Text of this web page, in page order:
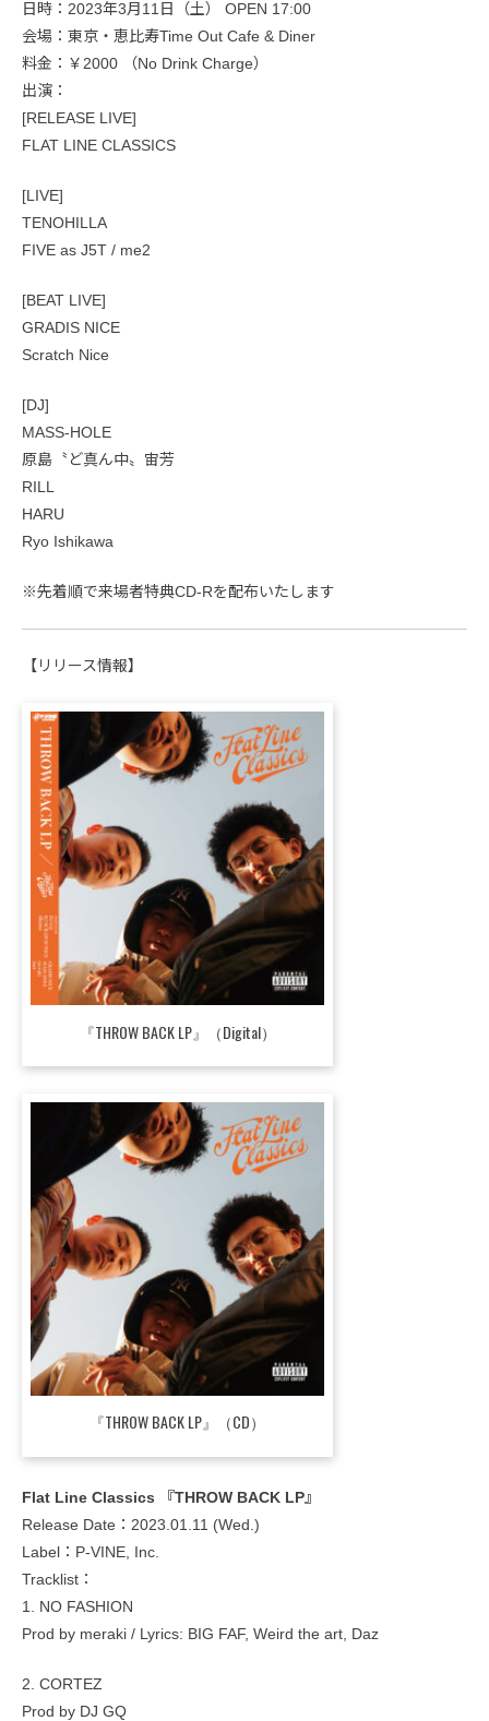
日時：2023年3月11日（土） OPEN 17:00
会場：東京・恵比寿Time Out Cafe & Diner
料金：￥2000 （No Drink Charge）
出演：
[RELEASE LIVE]
FLAT LINE CLASSICS
[LIVE]
TENOHILLA
FIVE as J5T / me2
[BEAT LIVE]
GRADIS NICE
Scratch Nice
[DJ]
MASS-HOLE
原島〝ど真ん中〟宙芳
RILL
HARU
Ryo Ishikawa
※先着順で来場者特典CD-Rを配布いたします
【リリース情報】
『THROW BACK LP』（Digital）
『THROW BACK LP』（CD）
Flat Line Classics 『THROW BACK LP』
Release Date：2023.01.11 (Wed.)
Label：P-VINE, Inc.
Tracklist：
1. NO FASHION
Prod by meraki / Lyrics: BIG FAF, Weird the art, Daz
2. CORTEZ
Prod by DJ GQ